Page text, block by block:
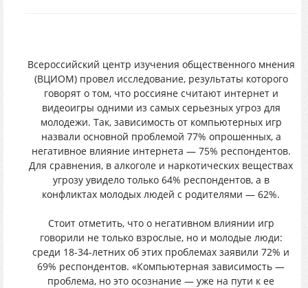
Всероссийский центр изучения общественного мнения
(ВЦИОМ) провел исследование, результаты которого
говорят о том, что россияне считают интернет и
видеоигры одними из самых серьезных угроз для
молодежи. Так, зависимость от компьютерных игр
назвали основной проблемой 77% опрошенных, а
негативное влияние интернета — 75% респондентов.
Для сравнения, в алкоголе и наркотических веществах
угрозу увидело только 64% респондентов, а в
конфликтах молодых людей с родителями — 62%.
Стоит отметить, что о негативном влиянии игр
говорили не только взрослые, но и молодые люди:
среди 18-34-летних об этих проблемах заявили 72% и
69% респондентов. «Компьютерная зависимость —
проблема, но это осознание — уже на пути к ее